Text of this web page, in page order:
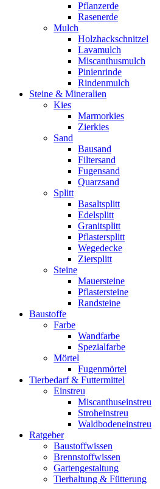
Pflanzerde
Rasenerde
Mulch
Holzhackschnitzel
Lavamulch
Miscanthusmulch
Pinienrinde
Rindenmulch
Steine & Mineralien
Kies
Marmorkies
Zierkies
Sand
Bausand
Filtersand
Fugensand
Quarzsand
Splitt
Basaltsplitt
Edelsplitt
Granitsplitt
Pflastersplitt
Wegedecke
Ziersplitt
Steine
Mauersteine
Pflastersteine
Randsteine
Baustoffe
Farbe
Wandfarbe
Spezialfarbe
Mörtel
Fugenmörtel
Tierbedarf & Futtermittel
Einstreu
Miscanthuseinstreu
Stroheinstreu
Waldbodeneinstreu
Ratgeber
Baustoffwissen
Brennstoffwissen
Gartengestaltung
Tierhaltung & Fütterung